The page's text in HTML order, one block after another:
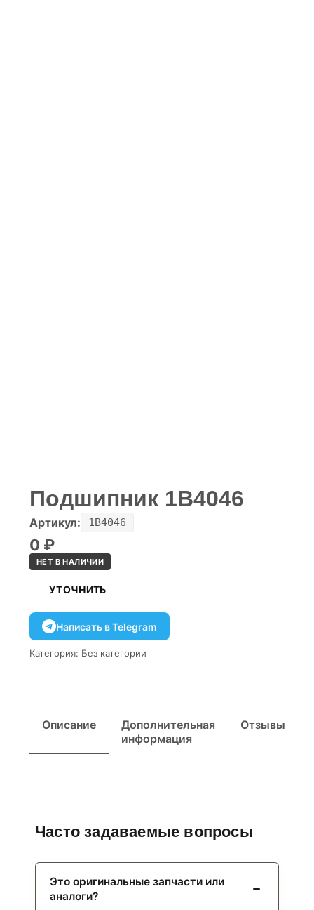
Подшипник 1B4046
Артикул: 1B4046
0 ₽
НЕТ В НАЛИЧИИ
УТОЧНИТЬ
Написать в Telegram
Категория: Без категории
Описание
Дополнительная
информация
Отзывы
Часто задаваемые вопросы
Это оригинальные запчасти или
аналоги?